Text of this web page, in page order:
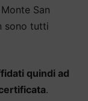
San
sono tutti
quindi ad
.